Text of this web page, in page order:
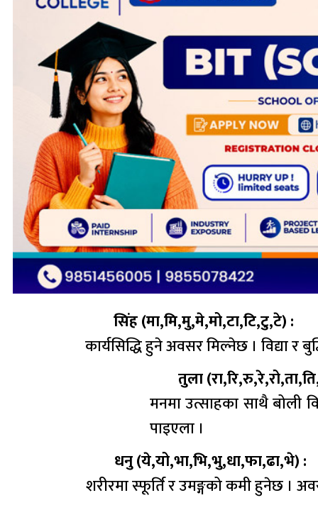
सिंह (मा,मि,मु,मे,मो,टा,टि,टु,टे) :
कार्यसिद्धि हुने अवसर मिल्नेछ । विद्या
तुला
मनमा उत्साहका साथै बोली
पाइएला ।
धनु (ये,यो,भा,भि,भु,धा,फा,ढा,भे) :
शरीरमा स्फूर्ति र उमङ्गको कमी हुनेछ ।